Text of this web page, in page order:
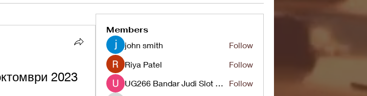
2023
Members
john smith
Follow
Riya Patel
Follow
UG266 Bandar Judi Slot Online Live RTP Slot Gacor Tertinggi
Follow